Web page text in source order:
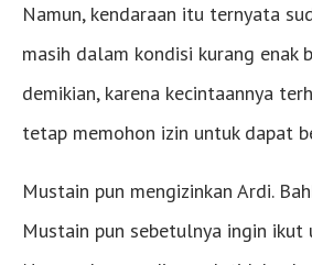
Namun, kendaraan itu ternyata
masih dalam kondisi kurang enak
demikian, karena kecintaannya
tetap memohon izin untuk dapat
Mustain pun mengizinkan Ardi.
Mustain pun sebetulnya ingin ikut